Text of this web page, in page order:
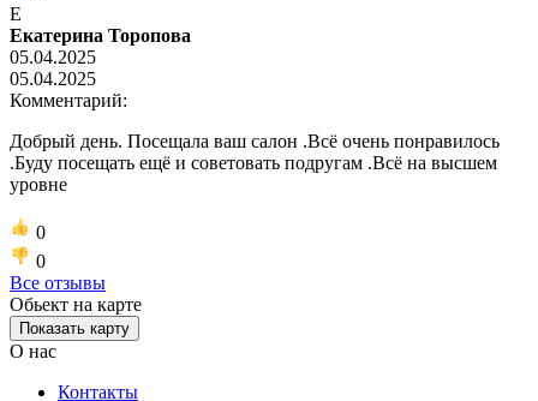
Е
Екатерина Торопова
05.04.2025
05.04.2025
Комментарий:
Добрый день. Посещала ваш салон .Всё очень понравилось
.Буду посещать ещё и советовать подругам .Всё на высшем
уровне
0
0
Все отзывы
Обьект на карте
Показать карту
О нас
Контакты